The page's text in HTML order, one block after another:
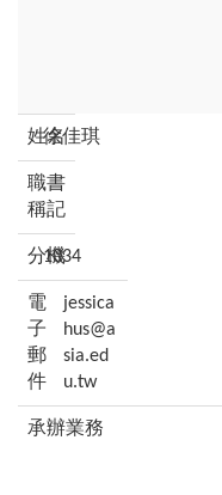
徐佳琪
書
記
1034
jessica
hus@a
sia.ed
u.tw